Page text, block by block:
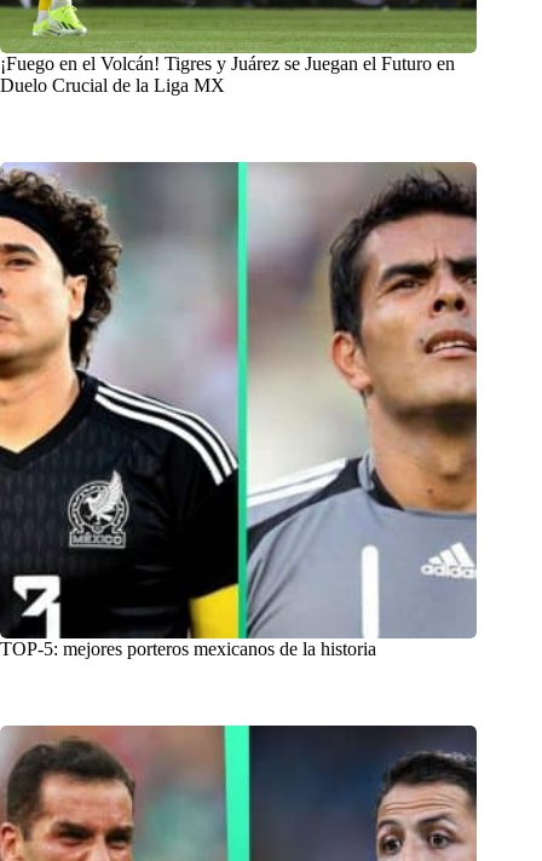
¡Fuego en el Volcán! Tigres y Juárez se Juegan el Futuro en
Duelo Crucial de la Liga MX
TOP-5: mejores porteros mexicanos de la historia